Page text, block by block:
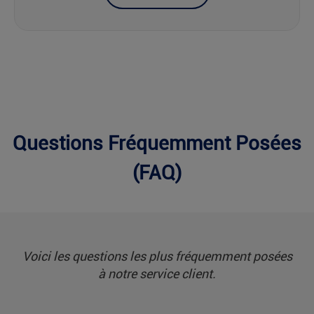
Questions Fréquemment Posées
(FAQ)
Voici les questions les plus fréquemment posées
à notre service client.